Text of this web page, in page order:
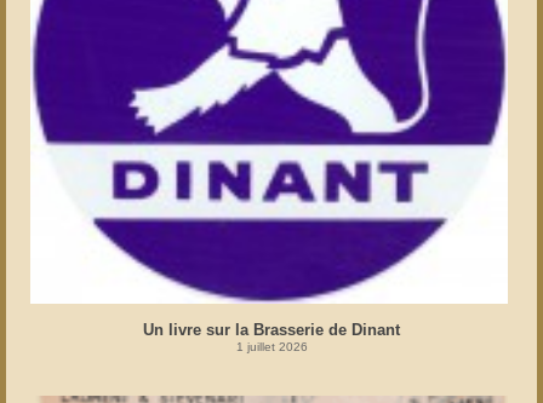
Un livre sur la Brasserie de Dinant
1 juillet 2026